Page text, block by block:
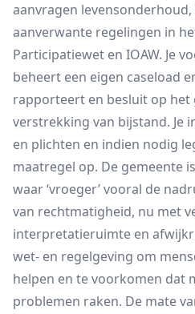
aanvragen
aanverwante regelingen in
Participatiewet en IOAW. Je
beheert een eigen caseload
rapporteert en besluit op
verstrekking van bijstand. Je
en plichten en indien nodig
maatregel op. De gemeente
waar ‘vroeger’ vooral de
van rechtmatigheid, nu met
interpretatieruimte en
wet- en regelgeving om
helpen en te voorkomen dat
problemen raken. De mate